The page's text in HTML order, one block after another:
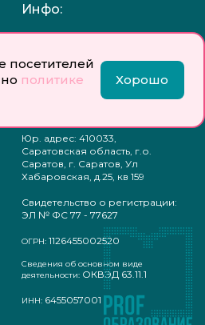
политике
Хорошо
Инфо:
Учредитель: Общество с
ответственностью
«Профобразование»
Главный редактор: Богатырева
Юр. адрес: 410033,
Саратовская область, г.о.
Саратов, г. Саратов, Ул
Хабаровская, д.25, кв 159
Свидетельство о регистрации:
ЭЛ № ФС 77 - 77627
ОГРН: 1126455002520
Сведения об основном виде
деятельности: ОКВЭД 63.11.1
ИНН: 6455057001